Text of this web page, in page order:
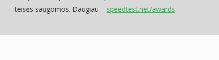
teisės saugomos. Daugiau – speedtest.net/awards